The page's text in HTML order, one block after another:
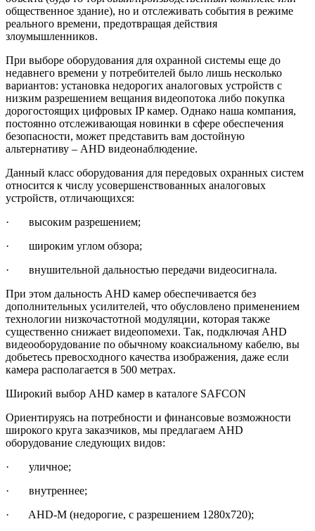
общественное здание), но и отслеживать события в режиме
реального времени, предотвращая действия
злоумышленников.
При выборе оборудования для охранной системы еще до
недавнего времени у потребителей было лишь несколько
вариантов: установка недорогих аналоговых устройств с
низким разрешением вещания видеопотока либо покупка
дорогостоящих цифровых IP камер. Однако наша компания,
постоянно отслеживающая новинки в сфере обеспечения
безопасности, может представить вам достойную
альтернативу – AHD видеонаблюдение.
Данный класс оборудования для передовых охранных систем
относится к числу усовершенствованных аналоговых
устройств, отличающихся:
· высоким разрешением;
· широким углом обзора;
· внушительной дальностью передачи видеосигнала.
При этом дальность AHD камер обеспечивается без
дополнительных усилителей, что обусловлено применением
технологии низкочастотной модуляции, которая также
существенно снижает видеопомехи. Так, подключая AHD
видеооборудование по обычному коаксиальному кабелю, вы
добьетесь превосходного качества изображения, даже если
камера располагается в 500 метрах.
Широкий выбор AHD камер в каталоге SAFCON
Ориентируясь на потребности и финансовые возможности
широкого круга заказчиков, мы предлагаем AHD
оборудование следующих видов:
· уличное;
· внутреннее;
· AHD-M (недорогие, с разрешением 1280х720);